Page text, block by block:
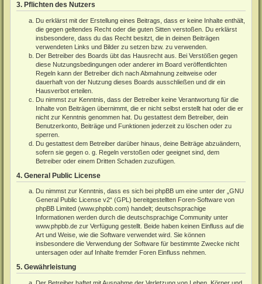
3. Pflichten des Nutzers
Du erklärst mit der Erstellung eines Beitrags, dass er keine Inhalte enthält,
die gegen geltendes Recht oder die guten Sitten verstoßen. Du erklärst
insbesondere, dass du das Recht besitzt, die in deinen Beiträgen
verwendeten Links und Bilder zu setzen bzw. zu verwenden.
Der Betreiber des Boards übt das Hausrecht aus. Bei Verstößen gegen
diese Nutzungsbedingungen oder anderer im Board veröffentlichten
Regeln kann der Betreiber dich nach Abmahnung zeitweise oder
dauerhaft von der Nutzung dieses Boards ausschließen und dir ein
Hausverbot erteilen.
Du nimmst zur Kenntnis, dass der Betreiber keine Verantwortung für die
Inhalte von Beiträgen übernimmt, die er nicht selbst erstellt hat oder die er
nicht zur Kenntnis genommen hat. Du gestattest dem Betreiber, dein
Benutzerkonto, Beiträge und Funktionen jederzeit zu löschen oder zu
sperren.
Du gestattest dem Betreiber darüber hinaus, deine Beiträge abzuändern,
sofern sie gegen o. g. Regeln verstoßen oder geeignet sind, dem
Betreiber oder einem Dritten Schaden zuzufügen.
4. General Public License
Du nimmst zur Kenntnis, dass es sich bei phpBB um eine unter der „GNU
General Public License v2“ (GPL) bereitgestellten Foren-Software von
phpBB Limited (www.phpbb.com) handelt; deutschsprachige
Informationen werden durch die deutschsprachige Community unter
www.phpbb.de zur Verfügung gestellt. Beide haben keinen Einfluss auf die
Art und Weise, wie die Software verwendet wird. Sie können
insbesondere die Verwendung der Software für bestimmte Zwecke nicht
untersagen oder auf Inhalte fremder Foren Einfluss nehmen.
5. Gewährleistung